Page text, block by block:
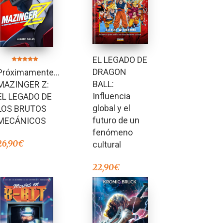
5.00
de 5
Z:
LEGADO DE
BRUTOS
€
EL LEGADO DE
DRAGON
BALL:
Influencia
global y el
futuro de un
fenómeno
cultural
22,90€